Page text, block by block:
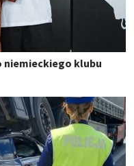
niemieckiego klubu